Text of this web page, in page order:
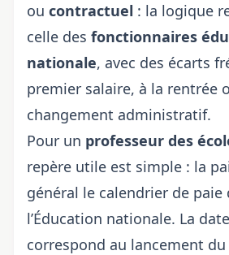
ou contractuel : la logique
celle des fonctionnaires
nationale, avec des écarts
premier salaire, à la rentrée
changement administratif.
Pour un professeur des
repère utile est simple : la
général le calendrier de paie
l’Éducation nationale. La
correspond au lancement